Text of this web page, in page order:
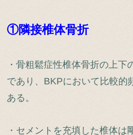
①隣接椎体骨折
・骨粗鬆症性椎体骨折の上下
であり、BKPにおいて比較的
ある。
・セメントを充填した椎体は